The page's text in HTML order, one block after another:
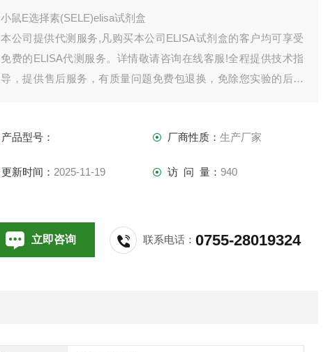
小鼠E选择素(SELE)elisa试剂盒
本公司提供代测服务,凡购买本公司ELISA试剂盒的客户均可享受
免费的ELISA代测服务。详情敬请咨询在线客服!全程提供技术指
导，提供售后服务，有质量问题免费包退换，免除您实验的后顾
产品详情请直接联系我司销售！
产品型号： 厂商性质： 生产厂家
更新时间： 2025-11-19 访 问 量： 940
立即咨询 联系电话：0755-28019324